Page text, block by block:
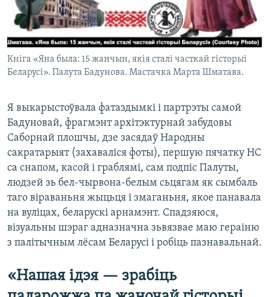
Кніга «Яна была: 15 жанчын, якія сталі часткай гісторыі
Беларусі». Палута Бадунова. Мастачка Марта Шматава.
Я выкарыстоўвала фатаздымкі і партрэты самой
Бадуновай, фрагмэнт архітэктурнай забудовы
Саборнай плошчы, дзе засядаў Народны
сакратарыят (захаваліся фоты), першую пячатку НС
са снапом, касой і граблямі, сам подпіс Палуты,
людзей зь бел-чырвона-белым сьцягам як сымбаль
таго віраваньня жыцьця і змаганьня, якое панавала
на вуліцах, беларускі арнамэнт. Спадзяюся,
візуальны шэраг адназначна зьвязвае маю гераіню
з палітычным лёсам Беларусі і робіць пазнавальнай.
«Нашая ідэя — зрабіць